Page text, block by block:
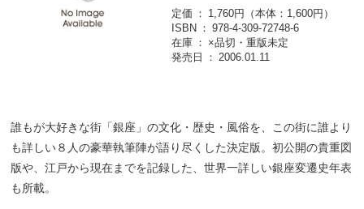
定価
1,760円（本体：1,600円）
ISBN
978-4-309-72748-6
在庫
×品切・重版未定
発売日
2006.01.11
誰もが大好きな街「銀座」の文化・歴史・風俗を、この街に誰より
も詳しい８人の豪華執筆陣が語り尽くした決定版。初公開の貴重図
版や、江戸から現在までを記録した、世界一詳しい銀座変遷史年表
も所載。